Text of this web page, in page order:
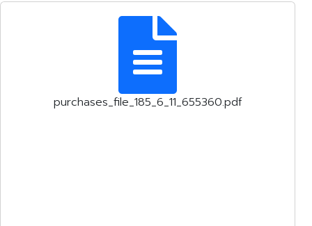
purchases_file_185_6_11_655360.pdf